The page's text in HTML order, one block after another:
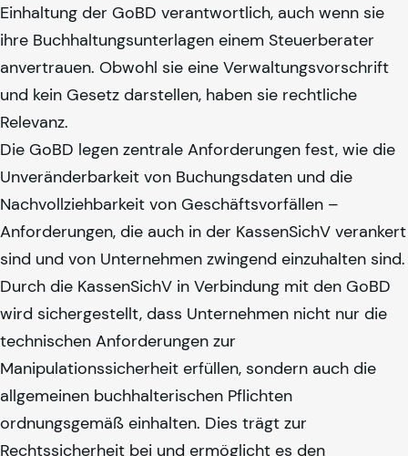
Einhaltung der GoBD verantwortlich, auch wenn sie
ihre Buchhaltungsunterlagen einem Steuerberater
anvertrauen. Obwohl sie eine Verwaltungsvorschrift
und kein Gesetz darstellen, haben sie rechtliche
Relevanz.
Die GoBD legen zentrale Anforderungen fest, wie die
Unveränderbarkeit von Buchungsdaten und die
Nachvollziehbarkeit von Geschäftsvorfällen –
Anforderungen, die auch in der KassenSichV verankert
sind und von Unternehmen zwingend einzuhalten sind.
Durch die KassenSichV in Verbindung mit den GoBD
wird sichergestellt, dass Unternehmen nicht nur die
technischen Anforderungen zur
Manipulationssicherheit erfüllen, sondern auch die
allgemeinen buchhalterischen Pflichten
ordnungsgemäß einhalten. Dies trägt zur
Rechtssicherheit bei und ermöglicht es den